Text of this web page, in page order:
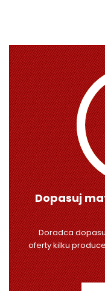
Dopasuj
Doradca
oferty kilku